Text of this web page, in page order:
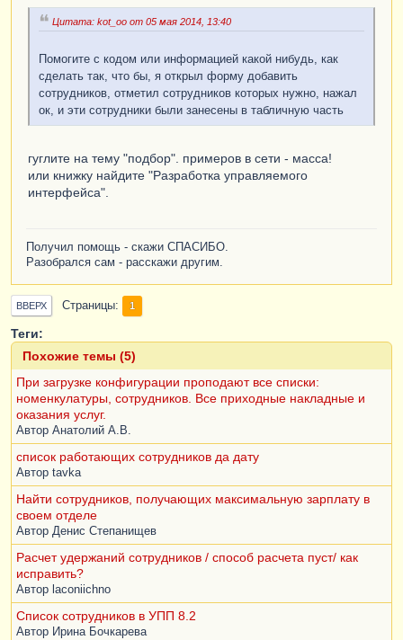
Цитата: kot_oo от 05 мая 2014, 13:40
Помогите с кодом или информацией какой нибудь, как
сделать так, что бы, я открыл форму добавить
сотрудников, отметил сотрудников которых нужно, нажал
ок, и эти сотрудники были занесены в табличную часть
гуглите на тему "подбор". примеров в сети - масса!
или книжку найдите "Разработка управляемого
интерфейса".
Получил помощь - скажи СПАСИБО.
Разобрался сам - расскажи другим.
ВВЕРХ Страницы 1
Теги:
Похожие темы (5)
При загрузке конфигурации проподают все списки:
номенкулатуры, сотрудников. Все приходные накладные и
оказания услуг.
Автор Анатолий А.В.
список работающих сотрудников да дату
Автор tavka
Найти сотрудников, получающих максимальную зарплату в
своем отделе
Автор Денис Степанищев
Расчет удержаний сотрудников / способ расчета пуст/ как
исправить?
Автор laconiichno
Список сотрудников в УПП 8.2
Автор Ирина Бочкарева